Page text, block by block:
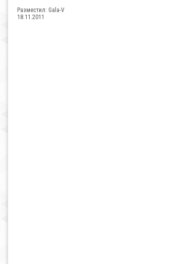
Разместил: Gala-V
18.11.2011